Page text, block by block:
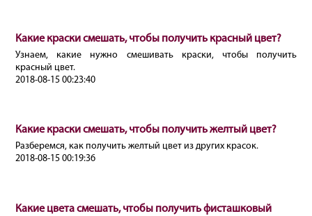
Какие краски смешать, чтобы получить красный цвет?
Узнаем, какие нужно смешивать краски, чтобы получить
красный цвет.
2018-08-15 00:23:40
Какие краски смешать, чтобы получить желтый цвет?
Разберемся, как получить желтый цвет из других красок.
2018-08-15 00:19:36
Какие цвета смешать, чтобы получить фисташковый